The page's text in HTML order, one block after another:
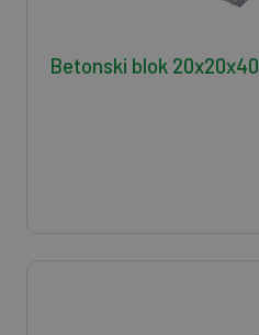
Betonski blok 20x20x40